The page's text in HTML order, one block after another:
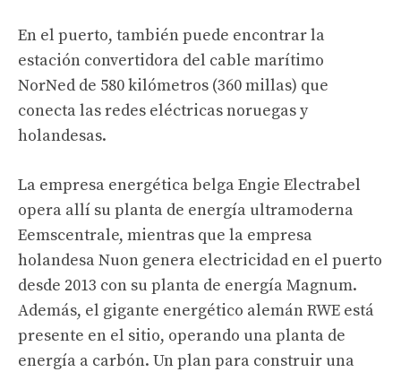
En el puerto, también puede encontrar la
estación convertidora del cable marítimo
NorNed de 580 kilómetros (360 millas) que
conecta las redes eléctricas noruegas y
holandesas.
La empresa energética belga Engie Electrabel
opera allí su planta de energía ultramoderna
Eemscentrale, mientras que la empresa
holandesa Nuon genera electricidad en el puerto
desde 2013 con su planta de energía Magnum.
Además, el gigante energético alemán RWE está
presente en el sitio, operando una planta de
energía a carbón. Un plan para construir una